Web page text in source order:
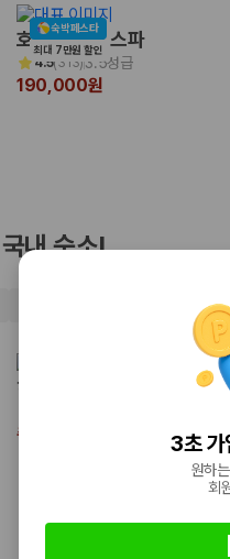
숙박페스타
최대 7만원 할인
호텔포레 더 스파
4.5( 313)3.5성급
190,000원
내 숙소!
히든 클리프 호텔&네이쳐
총 367,475원 3초 가
원하
회